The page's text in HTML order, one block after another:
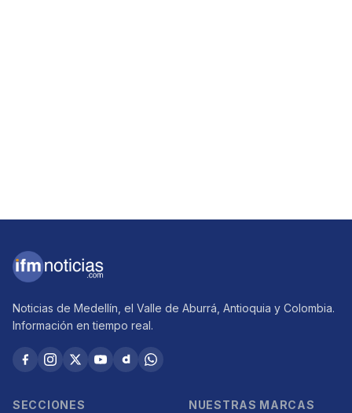
Noticias de Medellín, el Valle de Aburrá, Antioquia y Colombia.
Información en tiempo real.
SECCIONES NUESTRAS MARCAS